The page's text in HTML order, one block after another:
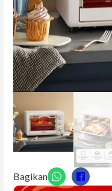
Samono
KATEGORI
Alat Kecantikan Diri
Alat Pembersih
Elektronik Dapur
Elektronik Memasak
Elektronik Rumah Tangga
Oven & Microwave
Bagikan